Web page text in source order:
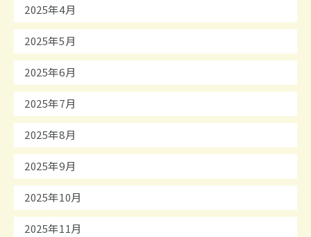
2025年4月
2025年5月
2025年6月
2025年7月
2025年8月
2025年9月
2025年10月
2025年11月